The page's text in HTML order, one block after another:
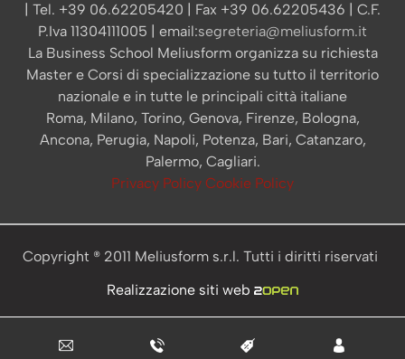
| Tel. +39 06.62205420 | Fax +39 06.62205436 | C.F.
P.Iva 11304111005 | email:segreteria@meliusform.it
La Business School Meliusform organizza su richiesta
Master e Corsi di specializzazione su tutto il territorio
nazionale e in tutte le principali città italiane
Roma, Milano, Torino, Genova, Firenze, Bologna,
Ancona, Perugia, Napoli, Potenza, Bari, Catanzaro,
Palermo, Cagliari.
Privacy Policy Cookie Policy
Copyright ® 2011 Meliusform s.r.l. Tutti i diritti riservati
Realizzazione siti web